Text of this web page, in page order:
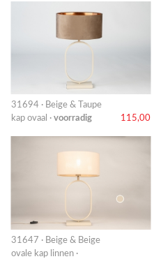
31694 · Beige & Taupe
kap ovaal · voorradig 115,00
31647 · Beige & Beige
ovale kap linnen ·